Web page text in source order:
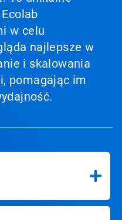
w celu
najlepsze w
i skalowania
pomagając im